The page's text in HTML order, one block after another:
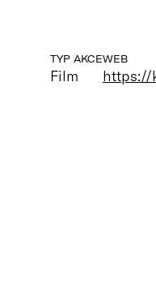
TYP AKCE
Film
WEB
https://